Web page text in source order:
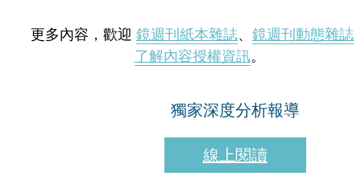
更多內容，歡迎 鏡週刊紙本雜誌、 鏡週刊動態雜誌
了解內容授權資訊。
獨家深度分析報導
線上閱讀